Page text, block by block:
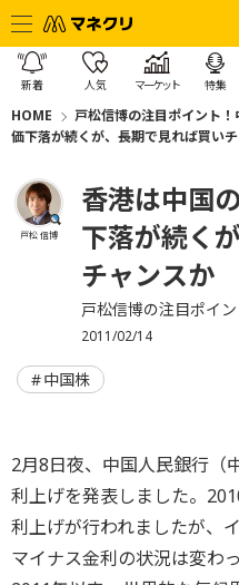
新着 人気 マーケット 特集
HOME 戸松信博の注目ポイント！
価下落が続くが、長期で見れば買い
戸松 信博
香港は中国
下落が続く
チャンスか
戸松信博の注目ポイ
2011/02/14
中国株
2月8日夜、中国人民銀行（
利上げを発表しました。
利上げが行われましたが、
マイナス金利の状況は変わ